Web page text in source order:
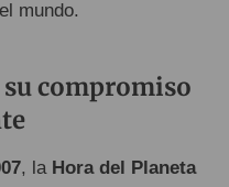
mundo.
compromiso
, la Hora del Planeta